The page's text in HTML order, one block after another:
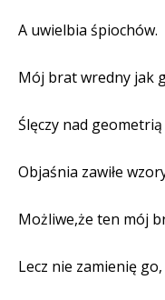
A uwielbia śpiochów.
Mój brat wredny jak
Ślęczy nad geometrią
Objaśnia zawiłe
Możliwe,że ten mój
Lecz nie zamienię